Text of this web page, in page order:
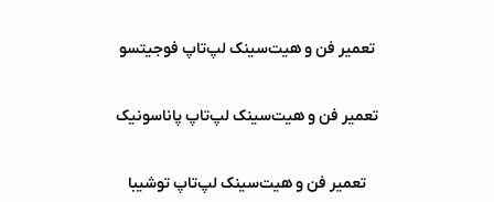
تعمیر فن و هیت‌سینک لپ‌تاپ فوجیتسو
تعمیر فن و هیت‌سینک لپ‌تاپ پاناسونیک
تعمیر فن و هیت‌سینک لپ‌تاپ توشیبا